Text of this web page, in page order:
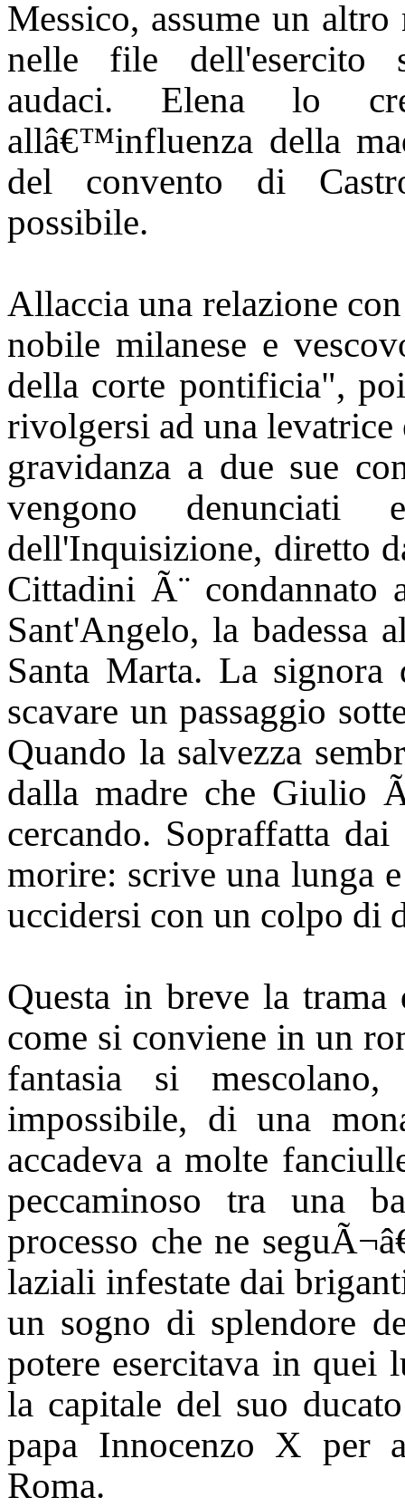
Messico, assume un
nelle file dell'esercito
audaci. Elena lo
allâ€™influenza della
del convento di
possibile.
Allaccia una relazione
nobile milanese e
della corte pontificia",
rivolgersi ad una levatrice
gravidanza a due sue
vengono denunciati
dell'Inquisizione, diretto
Cittadini Ã¨ condannato
Sant'Angelo, la badessa
Santa Marta. La
scavare un passaggio
Quando la salvezza
dalla madre che Giulio
cercando. Sopraffatta
morire: scrive una lunga
uccidersi con un colpo di
Questa in breve la
come si conviene in un
fantasia si
impossibile, di una
accadeva a molte
peccaminoso tra una
processo che ne
laziali infestate dai
un sogno di splendore
potere esercitava in
la capitale del suo
papa Innocenzo X per
Roma.